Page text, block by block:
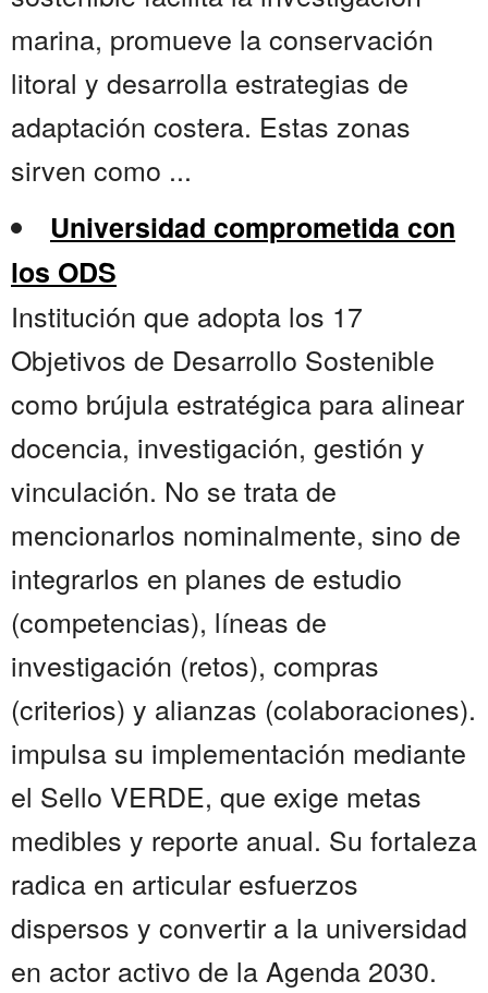
marina, promueve la conservación
litoral y desarrolla estrategias de
adaptación costera. Estas zonas
sirven como ...
Universidad comprometida con
los ODS
Institución que adopta los 17
Objetivos de Desarrollo Sostenible
como brújula estratégica para alinear
docencia, investigación, gestión y
vinculación. No se trata de
mencionarlos nominalmente, sino de
integrarlos en planes de estudio
(competencias), líneas de
investigación (retos), compras
(criterios) y alianzas (colaboraciones).
impulsa su implementación mediante
el Sello VERDE, que exige metas
medibles y reporte anual. Su fortaleza
radica en articular esfuerzos
dispersos y convertir a la universidad
en actor activo de la Agenda 2030.